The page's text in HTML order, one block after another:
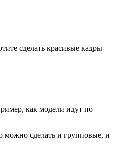
сделать красивые кадры
как модели идут по
можно сделать и групповые, и